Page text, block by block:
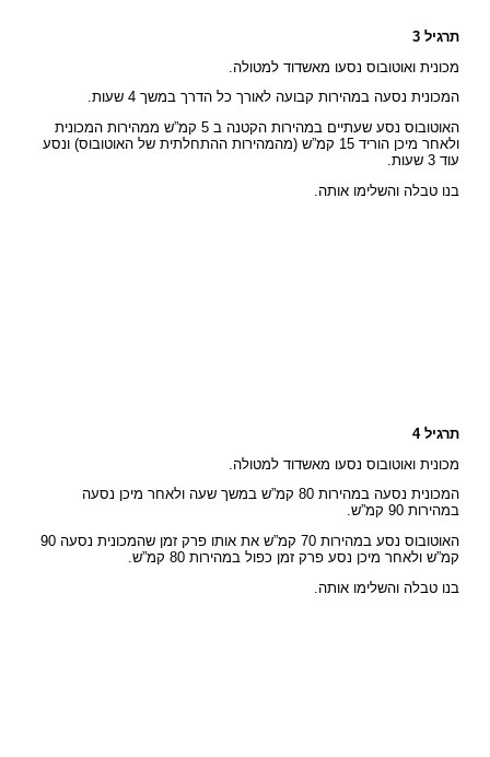
תרגיל 3
מכונית ואוטובוס נסעו מאשדוד למטולה.
המכונית נסעה במהירות קבועה לאורך כל הדרך במשך 4 שעות.
האוטובוס נסע שעתיים במהירות הקטנה ב 5 קמ”ש ממהירות המכונית
ולאחר מיכן הוריד 15 קמ”ש (מהמהירות ההתחלתית של האוטובוס) ונסע
עוד 3 שעות.
בנו טבלה והשלימו אותה.
תרגיל 4
מכונית ואוטובוס נסעו מאשדוד למטולה.
המכונית נסעה במהירות 80 קמ”ש במשך שעה ולאחר מיכן נסעה
במהירות 90 קמ”ש.
האוטובוס נסע במהירות 70 קמ”ש את אותו פרק זמן שהמכונית נסעה 90
קמ”ש ולאחר מיכן נסע פרק זמן כפול במהירות 80 קמ”ש.
בנו טבלה והשלימו אותה.